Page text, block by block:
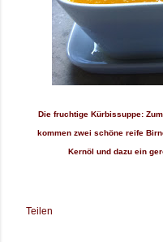
Die fruchtige Kürbissuppe:
kommen zwei schöne reife
Kernöl und dazu ein
Teilen